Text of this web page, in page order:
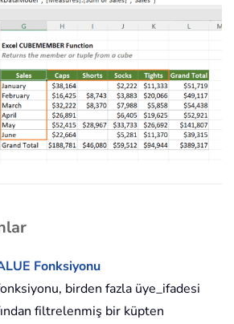
Fonksiyonu
birden fazla üye_ifadesi
filtrelenmiş bir küpten